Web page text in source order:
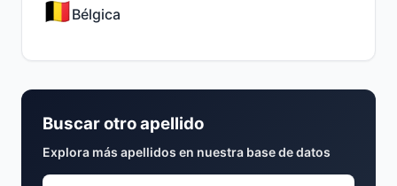
Bélgica
Buscar otro apellido
Explora más apellidos en nuestra base de datos